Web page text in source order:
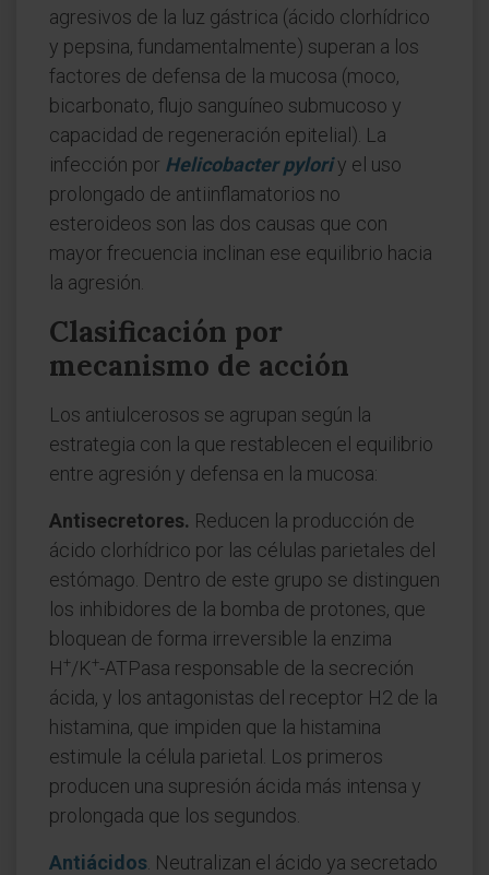
agresivos de la luz gástrica (ácido clorhídrico
y pepsina, fundamentalmente) superan a los
factores de defensa de la mucosa (moco,
bicarbonato, flujo sanguíneo submucoso y
capacidad de regeneración epitelial). La
infección por Helicobacter pyloriy el uso
prolongado de antiinflamatorios no
esteroideos son las dos causas que con
mayor frecuencia inclinan ese equilibrio hacia
la agresión.
Clasificación por
mecanismo de acción
Los antiulcerosos se agrupan según la
estrategia con la que restablecen el equilibrio
entre agresión y defensa en la mucosa:
Antisecretores. Reducen la producción de
ácido clorhídrico por las células parietales del
estómago. Dentro de este grupo se distinguen
los inhibidores de la bomba de protones, que
bloquean de forma irreversible la enzima
H+/K+-ATPasa responsable de la secreción
ácida, y los antagonistas del receptor H2 de la
histamina, que impiden que la histamina
estimule la célula parietal. Los primeros
producen una supresión ácida más intensa y
prolongada que los segundos.
Antiácidos . Neutralizan el ácido ya secretado